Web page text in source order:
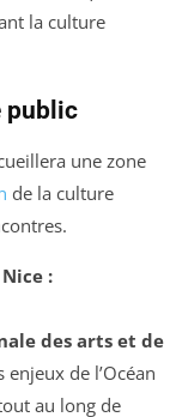
la culture
public
une zone
de la culture
:
des arts et de
de l’Océan
au long de